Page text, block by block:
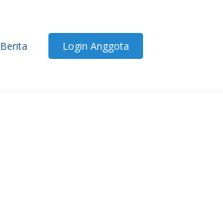
Berita Login Anggota